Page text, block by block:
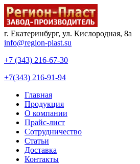
г. Екатеринбург, ул. Кислородная, 8а
info@region-plast.su
+7 (343) 216-67-30
+7(343) 216-91-94
Главная
Продукция
О компании
Прайс-лист
Сотрудничество
Статьи
Доставка
Контакты